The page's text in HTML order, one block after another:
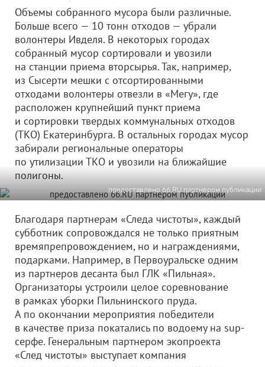
Объемы собранного мусора были различные.
Больше всего — 10 тонн отходов — убрали
волонтеры Ивделя. В некоторых городах
собранный мусор сортировали и увозили
на станции приема вторсырья. Так, например,
из Сысерти мешки с отсортированными
отходами волонтеры отвезли в «Мегу», где
расположен крупнейший пункт приема
и сортировки твердых коммунальных отходов
(ТКО) Екатеринбурга. В остальных городах мусор
забирали региональные операторы
по утилизации ТКО и увозили на ближайшие
полигоны.
предоставлено 66.RU партнером публикации
Благодаря партнерам «Следа чистоты», каждый
субботник сопровождался не только приятным
времяпрепровождением, но и награждениями,
подарками. Например, в Первоуральске одним
из партнеров десанта был ГЛК «Пильная».
Организаторы устроили целое соревнование
в рамках уборки Пильнинского пруда.
А по окончании мероприятия победители
в качестве приза покатались по водоему на sup-
серфе. Генеральным партнером экопроекта
«След чистоты» выступает компания